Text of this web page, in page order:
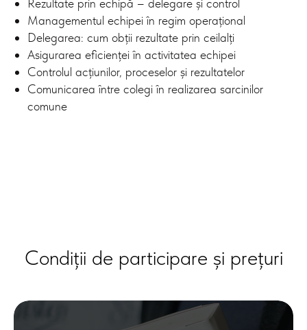
Rezultate prin echipă – delegare și control
Managementul echipei în regim operațional
Delegarea: cum obții rezultate prin ceilalți
Asigurarea eficienței în activitatea echipei
Controlul acțiunilor, proceselor și rezultatelor
Comunicarea între colegi în realizarea sarcinilor
comune
Condiții de participare și prețuri